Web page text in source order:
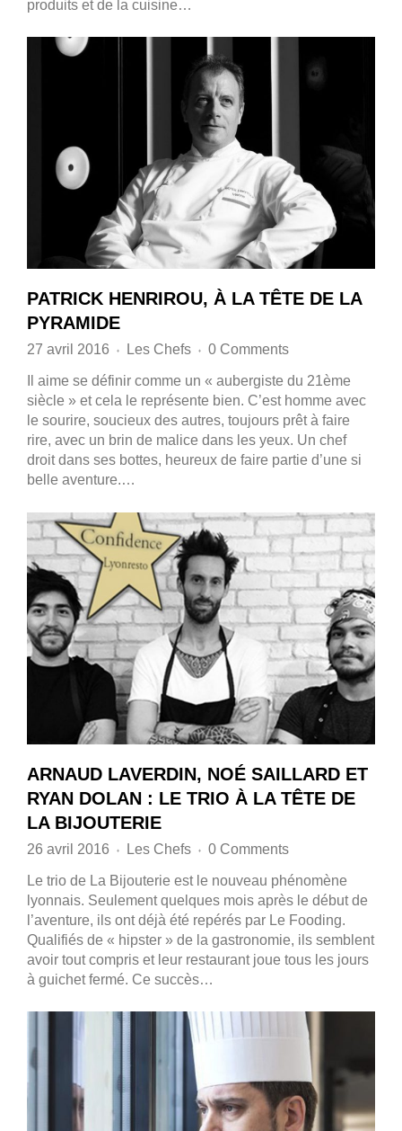
produits et de la cuisine…
PATRICK HENRIROU, À LA TÊTE DE LA
PYRAMIDE
27 avril 2016 ♦ Les Chefs ♦ 0 Comments
Il aime se définir comme un « aubergiste du 21ème
siècle » et cela le représente bien. C’est homme avec
le sourire, soucieux des autres, toujours prêt à faire
rire, avec un brin de malice dans les yeux. Un chef
droit dans ses bottes, heureux de faire partie d’une si
belle aventure.…
ARNAUD LAVERDIN, NOÉ SAILLARD ET
RYAN DOLAN : LE TRIO À LA TÊTE DE
LA BIJOUTERIE
26 avril 2016 ♦ Les Chefs ♦ 0 Comments
Le trio de La Bijouterie est le nouveau phénomène
lyonnais. Seulement quelques mois après le début de
l’aventure, ils ont déjà été repérés par Le Fooding.
Qualifiés de « hipster » de la gastronomie, ils semblent
avoir tout compris et leur restaurant joue tous les jours
à guichet fermé. Ce succès…